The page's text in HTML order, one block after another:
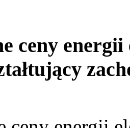
ceny